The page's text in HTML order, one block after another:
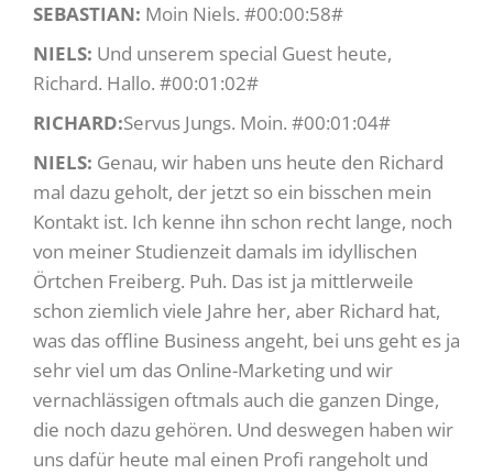
SEBASTIAN: Moin Niels. #00:00:58#
NIELS: Und unserem special Guest heute,
Richard. Hallo. #00:01:02#
RICHARD:Servus Jungs. Moin. #00:01:04#
NIELS: Genau, wir haben uns heute den Richard
mal dazu geholt, der jetzt so ein bisschen mein
Kontakt ist. Ich kenne ihn schon recht lange, noch
von meiner Studienzeit damals im idyllischen
Örtchen Freiberg. Puh. Das ist ja mittlerweile
schon ziemlich viele Jahre her, aber Richard hat,
was das offline Business angeht, bei uns geht es ja
sehr viel um das Online-Marketing und wir
vernachlässigen oftmals auch die ganzen Dinge,
die noch dazu gehören. Und deswegen haben wir
uns dafür heute mal einen Profi rangeholt und